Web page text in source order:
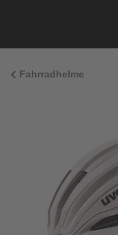
Fahrradhelme